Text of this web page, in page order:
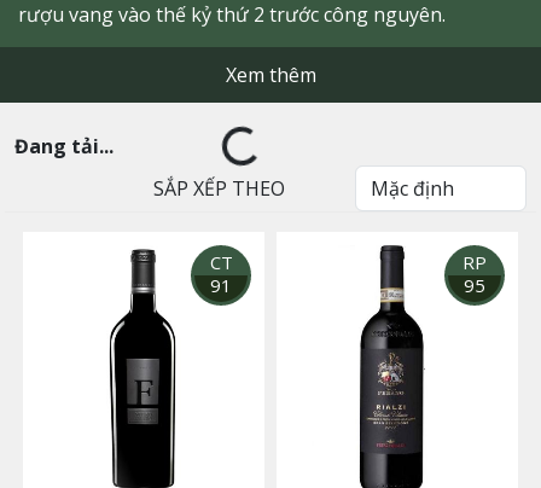
rượu vang vào thế kỷ thứ 2 trước công nguyên.
Xem thêm
Đang tải...
SẮP XẾP THEO
CT
91
RP
95